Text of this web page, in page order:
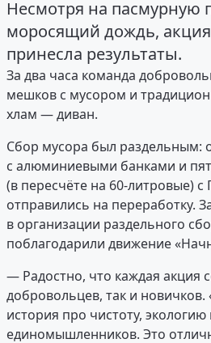
Несмотря на пасмурную
моросящий дождь, акция
принесла результаты.
За два часа команда
мешков с мусором и
хлам — диван.
Сбор мусора был раздельным:
с алюминиевыми банками и
(в пересчёте на 60-литровые) с
отправились на переработку.
в организации раздельного
поблагодарили движение
— Радостно, что каждая акция
добровольцев, так и
история про чистоту,
единомышленников. Это